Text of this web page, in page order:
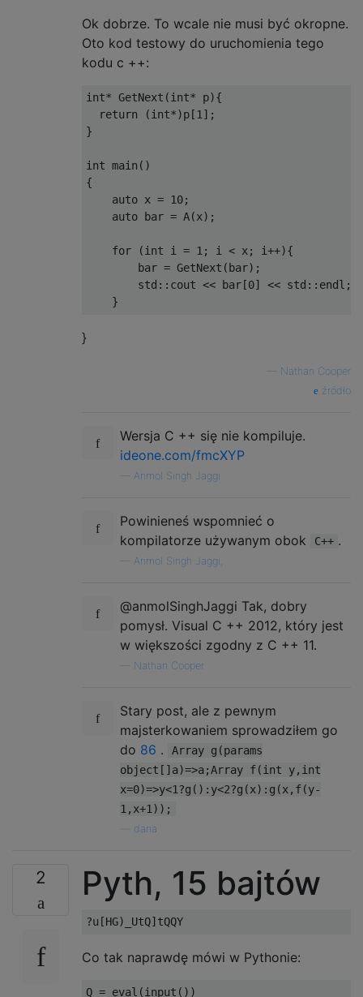
Ok dobrze. To wcale nie musi być okropne.
Oto kod testowy do uruchomienia tego
kodu c ++:
int* GetNext (int* p){
return
(int*)p [1 ];
}
int main ()
{
auto x = 10;
auto bar = A(x);
for (int i = 1 ; i < x; i++){
        bar
= GetNext ( bar);
        std
:: cout << bar [0] << std :: endl ;
}
}
Nathan Cooper
źródło
Wersja C ++ się nie kompiluje.
ideone.com/fmcXYP
Anmol Singh Jaggi
Powinieneś wspomnieć o
kompilatorze używanym obok
C++ .
Anmol Singh Jaggi,
@anmolSinghJaggi Tak, dobry
pomysł. Visual C ++ 2012, który jest
w większości zgodny z C ++ 11.
Nathan Cooper
Stary post, ale z pewnym
majsterkowaniem sprowadziłem go
do 86 .
Array g(params
object[]a)=>a;Array f(int y,int
x=0)=>y<1?g():y<2?g(x):g(x,f(y-
1,x+1));
dana
2 Pyth, 15 bajtów
Co tak naprawdę mówi w Pythonie:
Q = eval (input ())